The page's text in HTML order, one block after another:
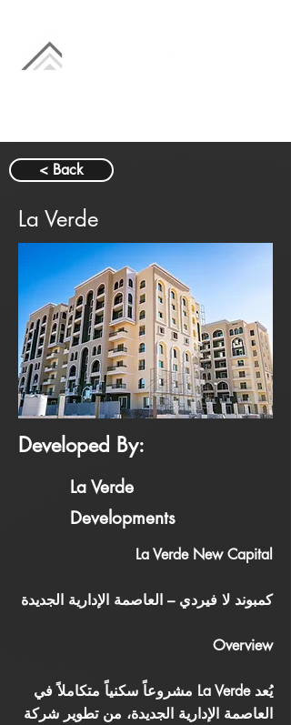
< Back
La Verde
Developed By:
La Verde
Developments
La Verde New Capital
كمبوند لا فيردي – العاصمة الإدارية الجديدة
Overview
يُعد La Verde مشروعاً سكنياً متكاملاً في
العاصمة الإدارية الجديدة، من تطوير شركة